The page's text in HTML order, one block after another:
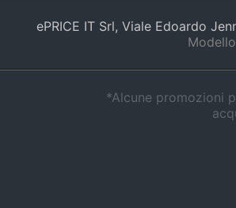
ePRICE IT Srl, Viale Edoardo
*Alcune promozioni